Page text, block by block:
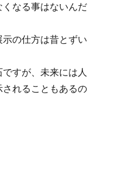
なる事はないんだ
の仕方は昔とずい
すが、未来には人
れることもあるの